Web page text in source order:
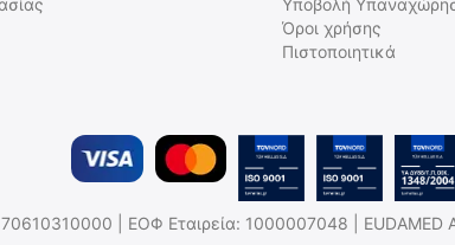
Άμεσα διαθέσιμο
Υποβολή
Όροι χρήσης
Πιστοποιητικά
| ΕΟΦ Εταιρεία: 1000007048 | EUDAMED